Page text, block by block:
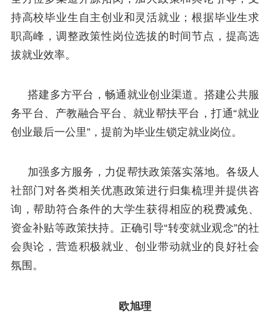
持高校毕业生自主创业和灵活就业；根据毕业生求
职高峰，调整政策性岗位选拔的时间节点，提高选
拔就业效率。
搭建多方平台，畅通就业创业渠道。搭建公共服
务平台、产教融合平台、就业帮扶平台，打通“就业
创业最后一公里”，提前为毕业生锁定就业岗位。
加强多方服务，力促帮扶政策落实落地。各级人
社部门对各类相关优惠政策进行归集梳理并提供咨
询，帮助符合条件的大学生获得相应的税费减免、
资金补贴等政策扶持。正确引导“转变就业观念”的社
会舆论，营造积极就业、创业带动就业的良好社会
氛围。
欧旭理